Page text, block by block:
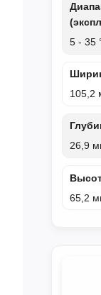
5 - 35
105,2
26,9
65,2